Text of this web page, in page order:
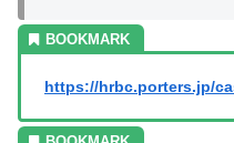
https://hrbc.porters.jp/